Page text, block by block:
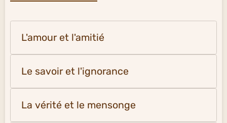
L'amour et l'amitié
Le savoir et l'ignorance
La vérité et le mensonge